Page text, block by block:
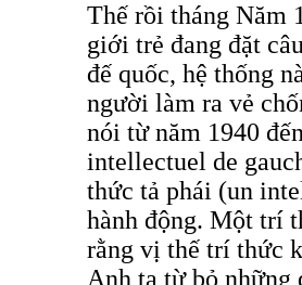
Thế rồi tháng Năm
giới trẻ đang đặt
đế quốc, hệ thống
người làm ra vẻ
nói từ năm 1940
intellectuel de
thức tả phái (un
hành động. Một trí
rằng vị thế trí thức
Anh ta từ bỏ những